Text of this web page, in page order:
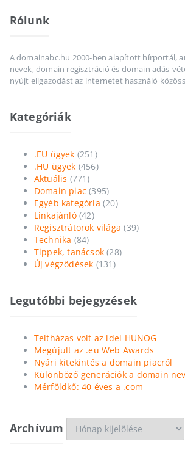
Rólunk
A domainabc.hu 2000-ben alapított hírportál,
nevek, domain regisztráció és domain adás-
nyújt eligazodást az internetet használó
Kategóriák
.EU ügyek (251)
.HU ügyek (456)
Aktuális (771)
Domain piac (395)
Egyéb kategória (20)
Linkajánló(42)
Regisztrátorok világa (39)
Technika (84)
Tippek, tanácsok (28)
Új végződések (131)
Legutóbbi bejegyzések
Teltházas volt az idei HUNOG
Megújult az .eu Web Awards
Nyári kitekintés a domain piacról
Különböző generációk a domain
Mérföldkő: 40 éves a .com
Archívum